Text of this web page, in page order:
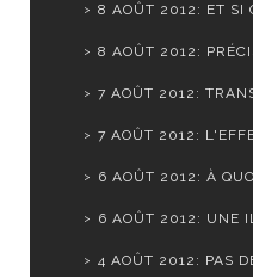
8 AOÛT 2012: ET SI
8 AOÛT 2012:
7 AOÛT 2012:
7 AOÛT 2012:
6 AOÛT 2012: À
6 AOÛT 2012: UNE
4 AOÛT 2012: PAS